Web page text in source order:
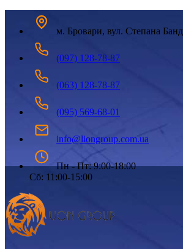
м. Бровари, вул. Степана
(097) 128-78-87
(063) 128-78-87
(095) 569-68-01
info@liongroup.com.ua
Пн - Пт: 9:00-18:00
Сб: 11:00-15:00